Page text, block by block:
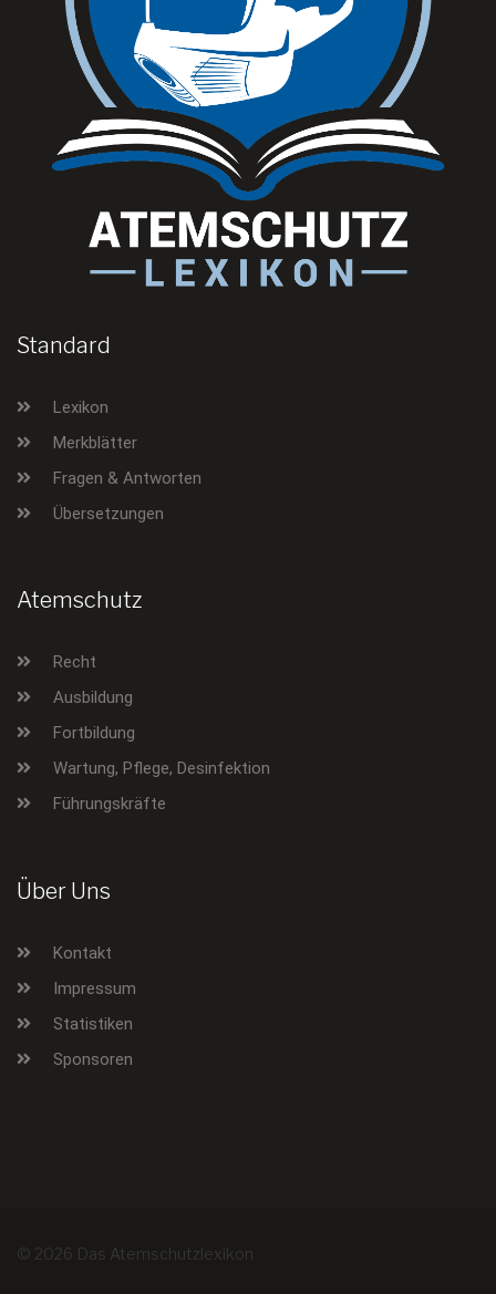
Standard
Lexikon
Merkblätter
Fragen & Antworten
Übersetzungen
Atemschutz
Recht
Ausbildung
Fortbildung
Wartung, Pflege, Desinfektion
Führungskräfte
Über Uns
Kontakt
Impressum
Statistiken
Sponsoren
© 2026 Das Atemschutzlexikon